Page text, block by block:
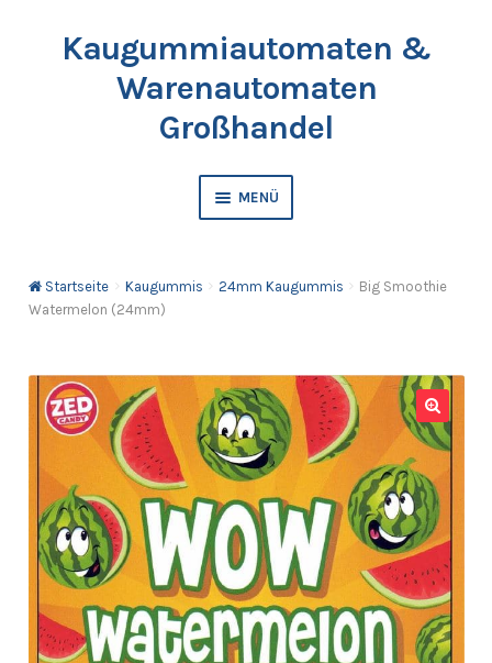
SpringeKaugummiautomaten &
Warenautomaten
Großhandel
MENÜ
Kaugummis
Kapselfüllware
Katalog & Preisliste bestellen
Anfragen-Korb
Startseite Kaugummis 24mm Kaugummis
Big Smoothie
Watermelon (24mm)
🔍